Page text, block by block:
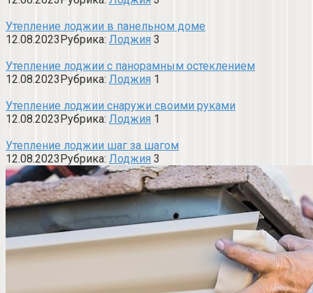
Утепление лоджии в панельном доме
12.08.2023Рубрика: Лоджия 3
Утепление лоджии с панорамным остеклением
12.08.2023Рубрика: Лоджия 1
Утепление лоджии снаружи своими руками
12.08.2023Рубрика: Лоджия 1
Утепление лоджии шаг за шагом
12.08.2023Рубрика: Лоджия 3